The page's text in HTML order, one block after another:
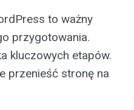
to ważny
przygotowania.
kluczowych etapów.
przenieść stronę na